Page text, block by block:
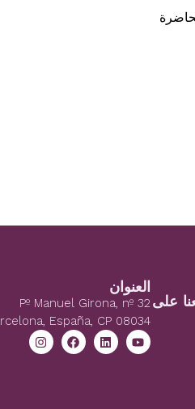
على
العنوان
Pº Manuel Girona, nº 32
España, CP 08034